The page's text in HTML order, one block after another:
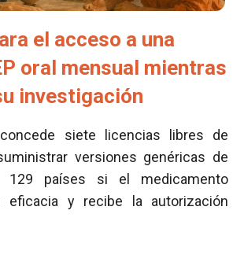
el acceso a una
oral mensual mientras
investigación
siete licencias libres de
versiones genéricas de
129 países si el medicamento
eficacia y recibe la autorización